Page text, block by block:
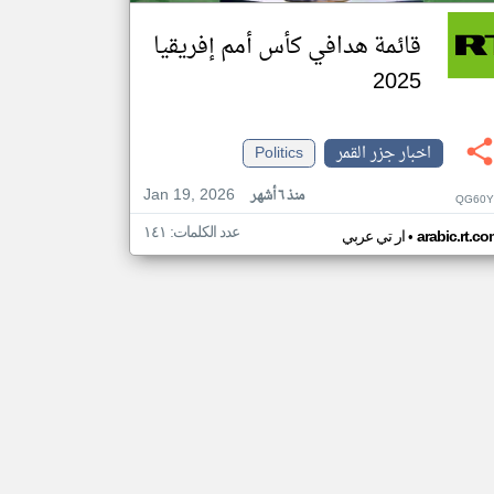
قائمة هدافي كأس أمم إفريقيا
2025
اخبار جزر القمر
Politics
Jan 19, 2026
منذ ٦ أشهر
ار تي عربي• عدد الكلمات: ١٤١